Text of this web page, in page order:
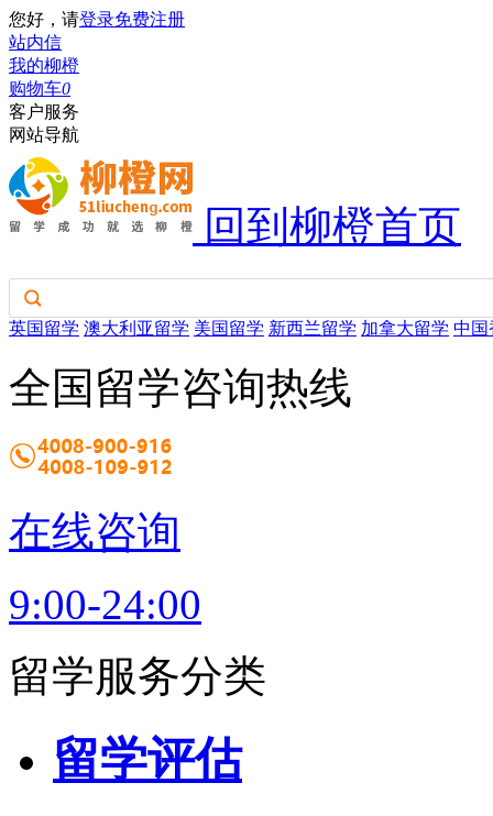
您好，请登录免费注册
站内信
我的柳橙
购物车0
客户服务
网站导航
回到柳橙首页
英国留学 澳大利亚留学 美国留学 新西兰留学 加拿大留学 中国
全国留学咨询热线
在线咨询
9:00-24:00
留学服务分类
留学评估